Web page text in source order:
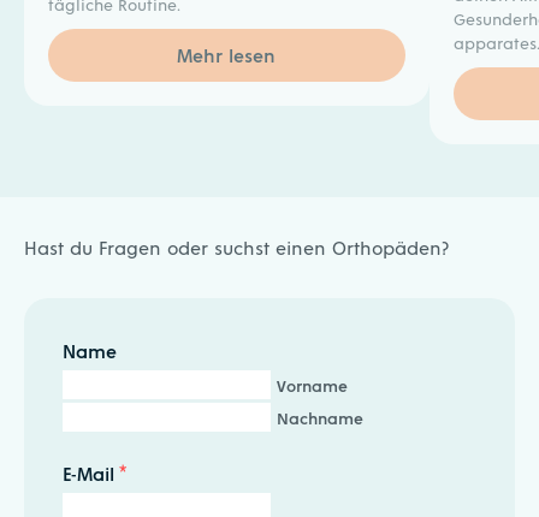
Mehr lesen
apparates.
Hast du Fragen oder suchst einen Orthopäden?
Name
Vorname
Nachname
E-Mail *